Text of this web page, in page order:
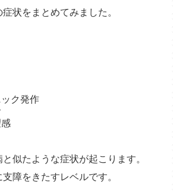
状をまとめてみました。
ク発作
似たような症状が起こります。
障をきたすレベルです。